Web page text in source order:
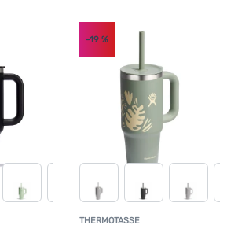
KundenbewertungTHERMOTASSE
-19%